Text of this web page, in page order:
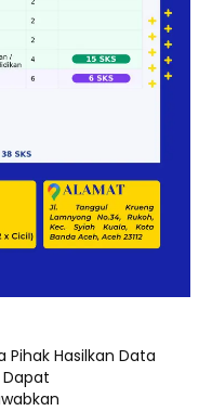
Pihak Hasilkan Data